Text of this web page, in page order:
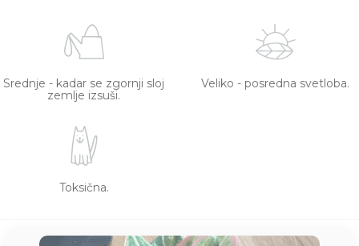
Srednje - kadar se zgornji sloj
zemlje izsuši.
Veliko - posredna svetloba.
Toksična.